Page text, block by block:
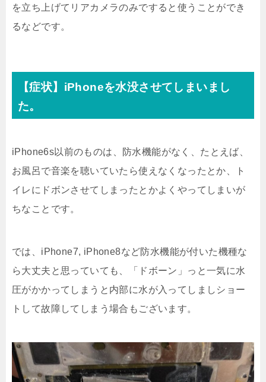
を立ち上げてリアカメラのみですると使うことができ
るなどです。
【症状】iPhoneを水没させてしまいまし
た。
iPhone6s以前のものは、防水機能がなく、たとえば、
お風呂で音楽を聴いていたら使えなくなったとか、ト
イレにドボンさせてしまったとかよくやってしまいが
ちなことです。
では、iPhone7, iPhone8など防水機能が付いた機種な
ら大丈夫と思っていても、「ドボーン」っと一気に水
圧がかかってしまうと内部に水が入ってしましショー
トして故障してしまう場合もございます。